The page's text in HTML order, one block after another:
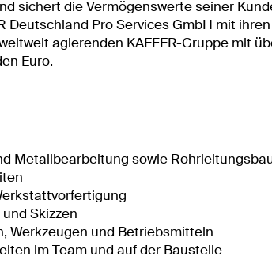
sichert die Vermögenswerte seiner
Deutschland Pro Services GmbH mit ihren
agierenden KAEFER-Gruppe mit
Euro.
Metallbearbeitung sowie
Skizzen
Werkzeugen und Betriebsmitteln
im Team und auf der Baustelle